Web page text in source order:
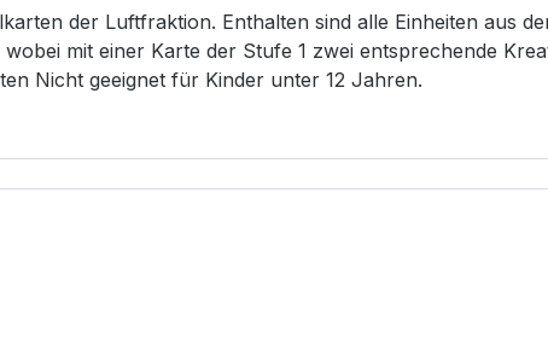
der Luftfraktion. Enthalten sind alle Einheiten aus
mit einer Karte der Stufe 1 zwei entsprechende
Profilkarten 4 Zauber- und Regelkarten 9 Aktivierungskarten Nicht geeignet für Kinder unter 12 Jahren.